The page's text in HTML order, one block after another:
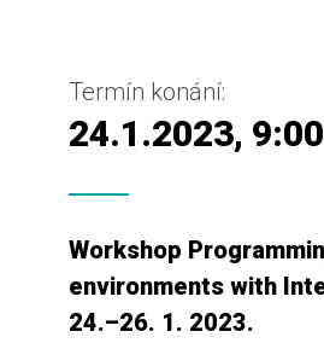
Termín konání:
24.1.2023, 9:00
Workshop
environments with
24.–26. 1. 2023.